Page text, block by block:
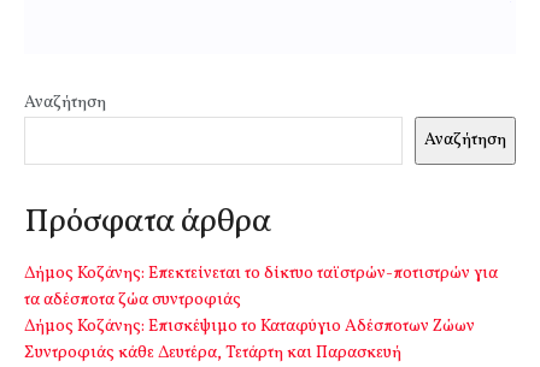
Αναζήτηση
Αναζήτηση
Πρόσφατα άρθρα
Δήμος Κοζάνης: Επεκτείνεται το δίκτυο ταϊστρών-ποτιστρών για
τα αδέσποτα ζώα συντροφιάς
Δήμος Κοζάνης: Επισκέψιμο το Καταφύγιο Αδέσποτων Ζώων
Συντροφιάς κάθε Δευτέρα, Τετάρτη και Παρασκευή